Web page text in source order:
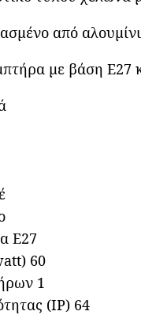
από
με βάση Ε27
E27
60
1
(IP) 64